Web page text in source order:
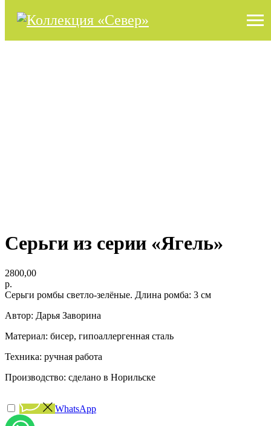
Серьги из серии «Ягель»
2800,00
р.
Серьги ромбы светло-зелёные. Длина ромба: 3 см
Автор: Дарья Заворина
Материал: бисер, гипоаллергенная сталь
Техника: ручная работа
Производство: сделано в Норильске
WhatsApp